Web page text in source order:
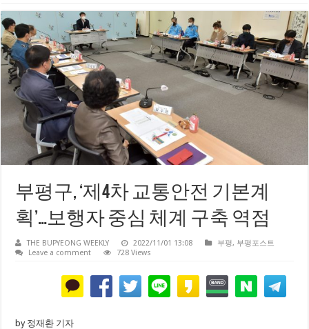
부평구, ‘제4차 교통안전 기본계
획’…보행자 중심 체계 구축 역점
THE BUPYEONG WEEKLY 2022/11/01 13:08 부평, 부평포스트
Leave a comment
728 Views
by 정재환 기자